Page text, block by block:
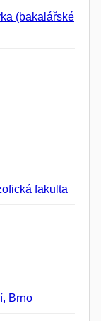
(bakalářské
fakulta
Brno